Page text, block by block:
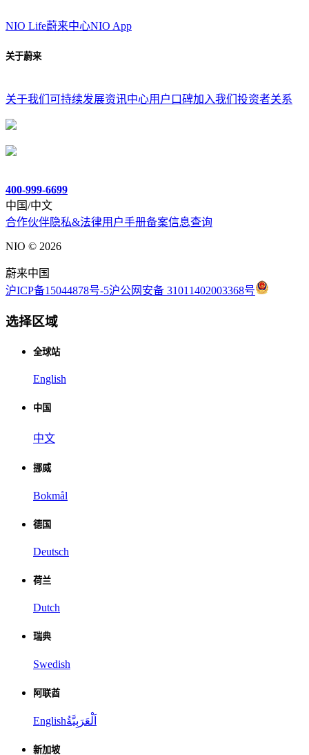
NIO Life蔚来中心NIO App
关于蔚来
关于我们 可持续发展资讯中心用户口碑加入我们 投资者关系
400-999-6699
中国/中文
合作伙伴隐私&法律用户手册备案信息查询
NIO © 2026
蔚来中国
沪ICP备15044878号-5沪公网安备 31011402003368号
选择区域
全球站
English
中国
中文
挪威
Bokmål
德国
Deutsch
荷兰
Dutch
瑞典
Swedish
阿联酋
Englishاَلْعَرَبِيَّةُ
新加坡